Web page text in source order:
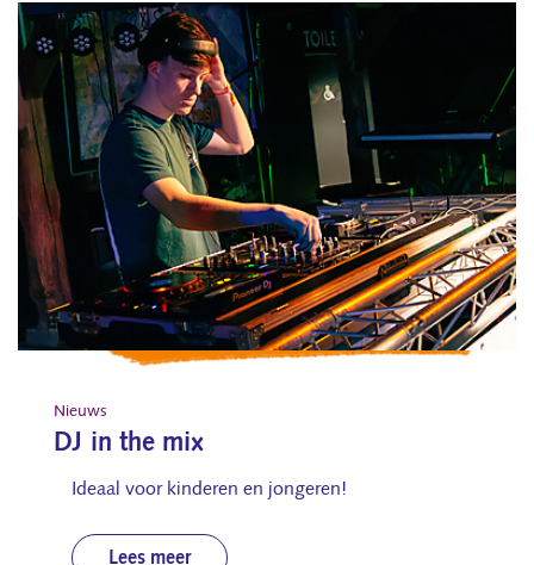
Nieuws
DJ in the mix
Ideaal voor kinderen en jongeren!
Lees meer